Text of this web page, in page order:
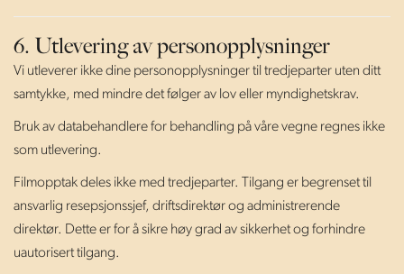
6. Utlevering av personopplysninger
Vi utleverer ikke dine personopplysninger til tredjeparter uten ditt
samtykke, med mindre det følger av lov eller myndighetskrav.
Bruk av databehandlere for behandling på våre vegne regnes ikke
som utlevering.
Filmopptak deles ikke med tredjeparter. Tilgang er begrenset til
ansvarlig resepsjonssjef, driftsdirektør og administrerende
direktør. Dette er for å sikre høy grad av sikkerhet og forhindre
uautorisert tilgang.